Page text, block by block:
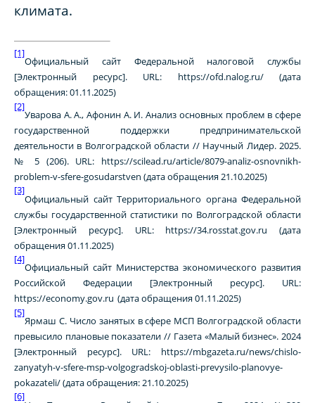
климата.
[1]
Официальный сайт Федеральной налоговой службы
[Электронный ресурс]. URL: https://ofd.nalog.ru/ (дата
обращения: 01.11.2025)
[2]
Уварова А. А., Афонин А. И. Анализ основных проблем в сфере
государственной поддержки предпринимательской
деятельности в Волгоградской области // Научный Лидер. 2025.
№ 5 (206). URL: https://scilead.ru/article/8079-analiz-osnovnikh-
problem-v-sfere-gosudarstven (дата обращения 21.10.2025)
[3]
Официальный сайт Территориального органа Федеральной
службы государственной статистики по Волгоградской области
[Электронный ресурс]. URL: https://34.rosstat.gov.ru (дата
обращения 01.11.2025)
[4]
Официальный сайт Министерства экономического развития
Российской Федерации [Электронный ресурс]. URL:
https://economy.gov.ru (дата обращения 01.11.2025)
[5]
Ярмаш С. Число занятых в сфере МСП Волгоградской области
превысило плановые показатели // Газета «Малый бизнес». 2024
[Электронный ресурс]. URL: https://mbgazeta.ru/news/chislo-
zanyatyh-v-sfere-msp-volgogradskoj-oblasti-prevysilo-planovye-
pokazateli/ (дата обращения: 21.10.2025)
[6]